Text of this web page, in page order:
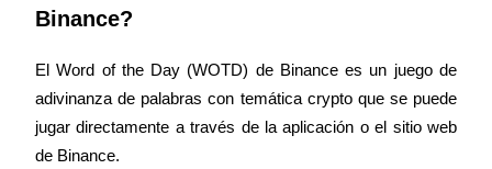
Conviértete en un Trader de Copia
Binance?
El Word of the Day (WOTD) de Binance es un juego de
adivinanza de palabras con temática crypto que se puede
jugar directamente a través de la aplicación o el sitio web
de Binance.